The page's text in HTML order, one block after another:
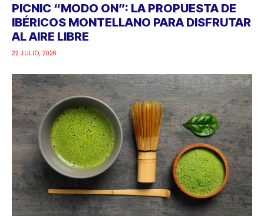
PICNIC “MODO ON”: LA PROPUESTA DE
IBÉRICOS MONTELLANO PARA DISFRUTAR
AL AIRE LIBRE
22 JULIO, 2026